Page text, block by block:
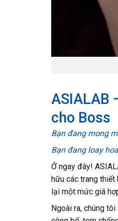
ASIALAB
cho Boss
Bạn đang mong
Bạn đang loay
Ở ngay đây!
hữu các trang
lại một mức giá
Ngoài ra, chúng